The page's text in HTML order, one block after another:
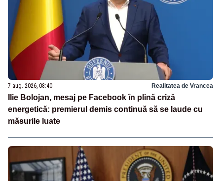
7 aug. 2026, 08:40 Realitatea de Vrancea
Ilie Bolojan, mesaj pe Facebook în plină criză
energetică: premierul demis continuă să se laude cu
măsurile luate